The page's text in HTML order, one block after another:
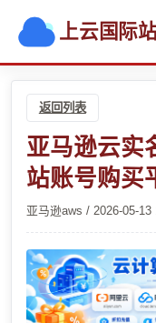
上云国际
返回列表
亚马逊云实
站账号购买
亚马逊aws / 2026-05-13